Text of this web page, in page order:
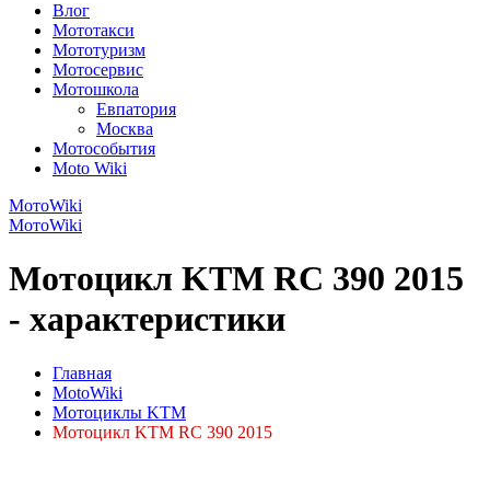
Влог
Мототакси
Мототуризм
Мотосервис
Мотошкола
Евпатория
Москва
Мотособытия
Moto Wiki
МотоWiki
МотоWiki
Мотоцикл KTM RC 390 2015
- характеристики
Главная
MotoWiki
Мотоциклы KTM
Мотоцикл KTM RC 390 2015